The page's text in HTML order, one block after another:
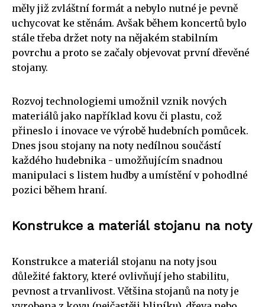
měly již zvláštní formát a nebylo nutné je pevně
uchycovat ke stěnám. Avšak během koncertů bylo
stále třeba držet noty na nějakém stabilním
povrchu a proto se začaly objevovat první dřevěné
stojany.
Rozvoj technologiemi umožnil vznik nových
materiálů jako například kovu či plastu, což
přineslo i inovace ve výrobě hudebních pomůcek.
Dnes jsou stojany na noty nedílnou součástí
každého hudebnika - umožňujícím snadnou
manipulaci s listem hudby a umístění v pohodlné
pozici během hraní.
Konstrukce a materiál stojanu na noty
Konstrukce a materiál stojanu na noty jsou
důležité faktory, které ovlivňují jeho stabilitu,
pevnost a trvanlivost. Většina stojanů na noty je